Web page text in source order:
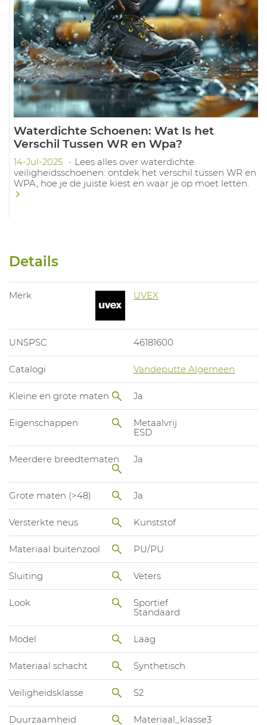
Waterdichte Schoenen: Wat Is het
Verschil Tussen WR en Wpa?
14-Jul-2025
Lees alles over waterdichte
veiligheidsschoenen: ontdek het verschil tussen WR en
WPA, hoe je de juiste kiest en waar je op moet letten.
Details
Merk UVEX
UNSPSC 46181600
Catalogi Vandeputte Algemeen
Kleine en grote maten Ja
Eigenschappen
Metaalvrij
ESD
Meerdere breedtematen Ja
Grote maten (>48) Ja
Versterkte neus Kunststof
Materiaal buitenzool PU/PU
Sluiting Veters
Look
Sportief
Standaard
Model Laag
Materiaal schacht Synthetisch
Veiligheidsklasse S2
Duurzaamheid Materiaal_klasse3